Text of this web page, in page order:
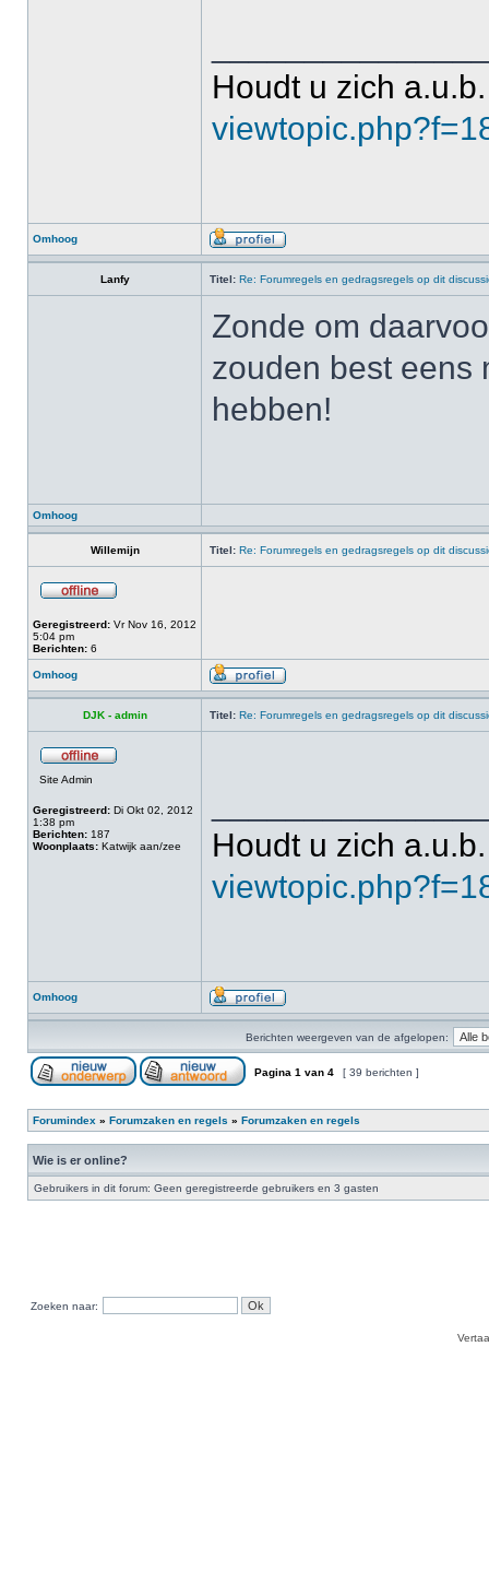
Houdt u zich
Omhoog
Lanfy Titel: Re: Forumregels en gedragsregels op dit
Zonde om
zouden best eens
hebben!
Omhoog
Willemijn Titel: Re: Forumregels en gedragsregels op dit
Geregistreerd: Vr Nov 16, 2012
5:04 pm
Berichten: 6
Omhoog
DJK - admin Titel: Re: Forumregels en gedragsregels op dit
Site Admin
Geregistreerd: Di Okt 02, 2012
1:38 pm
Berichten: 187
Woonplaats: Katwijk aan/zee
Houdt u zich
Omhoog
Berichten weergeven van de afgelopen:
Pagina 1 van 4 [ 39 berichten ]
Forumindex » Forumzaken en regels » Forumzaken en regels
Wie is er online?
Gebruikers in dit forum: Geen geregistreerde gebruikers en 3 gasten
Zoeken naar: